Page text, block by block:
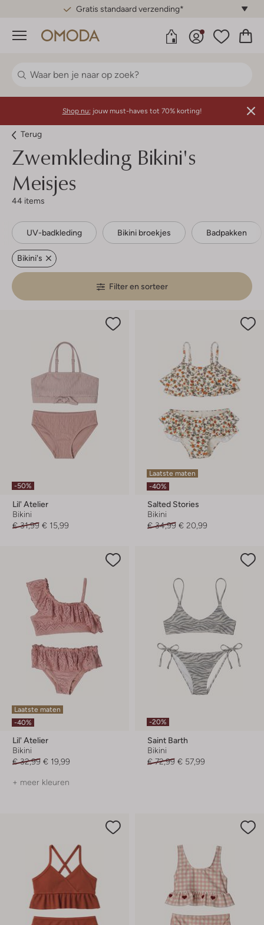
Gratis standaard verzending*
Menu
Shop nu: jouw must-haves tot 70% korting!
Terug
Zwemkleding Bikini's
Meisjes
44 items
UV-badkleding Bikini broekjes Badpakken
Bikini's
Filter en sorteer
-50%
Lil' Atelier
Bikini
€ 31,99 € 15,99
Laatste maten
-40%
Salted Stories
Bikini
€ 34,99 € 20,99
Laatste maten
-40%
Lil' Atelier
Bikini
€ 32,99 € 19,99
+ meer kleuren
-20%
Saint Barth
Bikini
€ 72,99 € 57,99